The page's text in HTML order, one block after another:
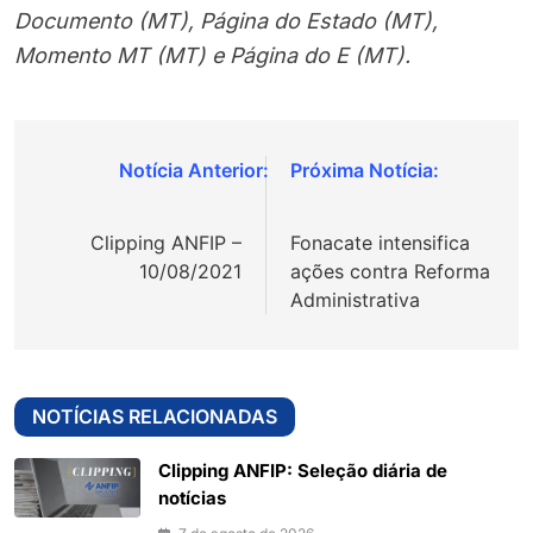
Documento (MT), Página do Estado (MT),
Momento MT (MT) e Página do E (MT).
Navegação
Post
Clipping ANFIP –
10/08/2021
Fonacate intensifica
ações contra Reforma
Administrativa
NOTÍCIAS RELACIONADAS
Clipping ANFIP: Seleção diária de
notícias